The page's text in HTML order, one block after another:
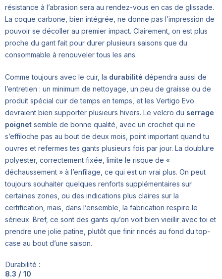
résistance à l’abrasion sera au rendez-vous en cas de glissade.
La coque carbone, bien intégrée, ne donne pas l’impression de
pouvoir se décoller au premier impact. Clairement, on est plus
proche du gant fait pour durer plusieurs saisons que du
consommable à renouveler tous les ans.
Comme toujours avec le cuir, la durabilité dépendra aussi de
l’entretien : un minimum de nettoyage, un peu de graisse ou de
produit spécial cuir de temps en temps, et les Vertigo Evo
devraient bien supporter plusieurs hivers. Le velcro du serrage
poignet semble de bonne qualité, avec un crochet qui ne
s’effiloche pas au bout de deux mois, point important quand tu
ouvres et refermes tes gants plusieurs fois par jour. La doublure
polyester, correctement fixée, limite le risque de «
déchaussement » à l’enfilage, ce qui est un vrai plus. On peut
toujours souhaiter quelques renforts supplémentaires sur
certaines zones, ou des indications plus claires sur la
certification, mais, dans l’ensemble, la fabrication respire le
sérieux. Bref, ce sont des gants qu’on voit bien vieillir avec toi et
prendre une jolie patine, plutôt que finir rincés au fond du top-
case au bout d’une saison.
Durabilité :
8.3 / 10